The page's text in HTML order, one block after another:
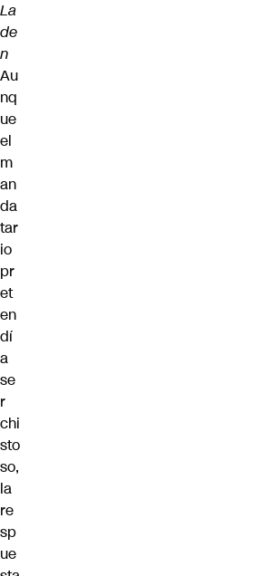
La
de
n
Au
nq
ue
el
m
an
da
tar
io
pr
et
en
dí
a
se
r
chi
sto
so,
la
re
sp
ue